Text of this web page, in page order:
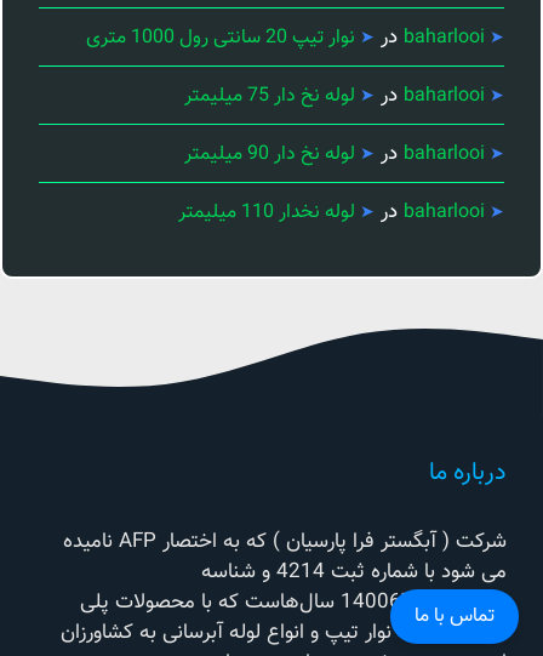
baharlooi در
نوار تیپ 20 سانتی رول 1000 متری
baharlooi در
لوله نخ دار 75 میلیمتر
baharlooi در
لوله نخ دار 90 میلیمتر
baharlooi در لوله نخدار 110 میلیمتر
درباره ما
شرکت ( آبگستر فرا پارسیان ) که به اختصار AFP نامیده
می شود با شماره ثبت 4214 و شناسه
ملی14006782047 سال‌هاست که با محصولات پلی
اتیلن از جمله نوار تیپ و انواع لوله آبرسانی به کشاورزان
تماس با ما